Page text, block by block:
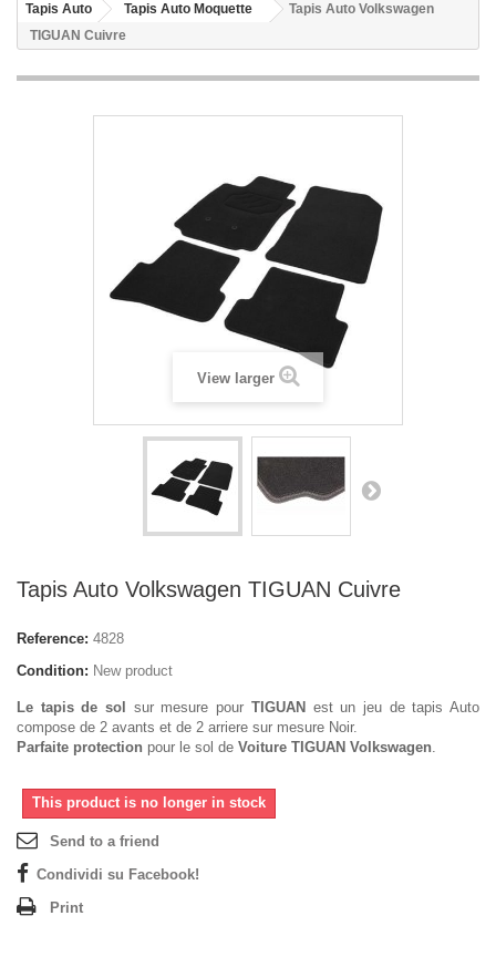
Tapis Auto
Tapis Auto Moquette
Tapis Auto Volkswagen
TIGUAN Cuivre
View larger
Tapis Auto Volkswagen TIGUAN Cuivre
Reference: 4828
Condition: New product
Le tapis de sol sur mesure pour TIGUAN est un jeu de tapis Auto
compose de 2 avants et de 2 arriere sur mesure Noir.
Parfaite protection pour le sol de Voiture TIGUAN Volkswagen.
This product is no longer in stock
Send to a friend
Condividi su Facebook!
Print